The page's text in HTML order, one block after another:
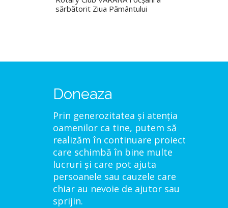
sărbătorit Ziua Pământului
Doneaza
Prin generozitatea și atenția
oamenilor ca tine, putem să
realizăm în continuare proiecte
care schimbă în bine multe
lucruri și care pot ajuta
persoanele sau cauzele care
chiar au nevoie de ajutor sau
sprijin.